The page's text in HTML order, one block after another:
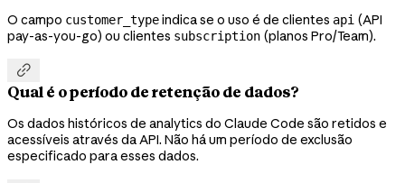
O campo customer_typeindica se o uso é de clientes api (API
pay-as-you-go) ou clientes subscription (planos Pro/Team).

Qual é o período de retenção de dados?
Os dados históricos de analytics do Claude Code são retidos e
acessíveis através da API. Não há um período de exclusão
especificado para esses dados.